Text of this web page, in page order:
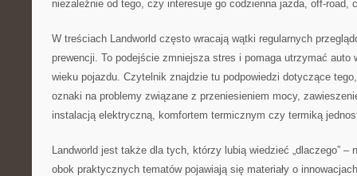
niezależnie od tego, czy interesuje go codzienna jazda, off-road,
W treściach Landworld często wracają wątki regularnych
prewencji. To podejście zmniejsza stres i pomaga utrzymać auto
wieku pojazdu. Czytelnik znajdzie tu podpowiedzi dotyczące
oznaki na problemy związane z przeniesieniem mocy,
instalacją elektryczną, komfortem termicznym czy termiką
Landworld jest także dla tych, którzy lubią wiedzieć „dlaczego” –
obok praktycznych tematów pojawiają się materiały o